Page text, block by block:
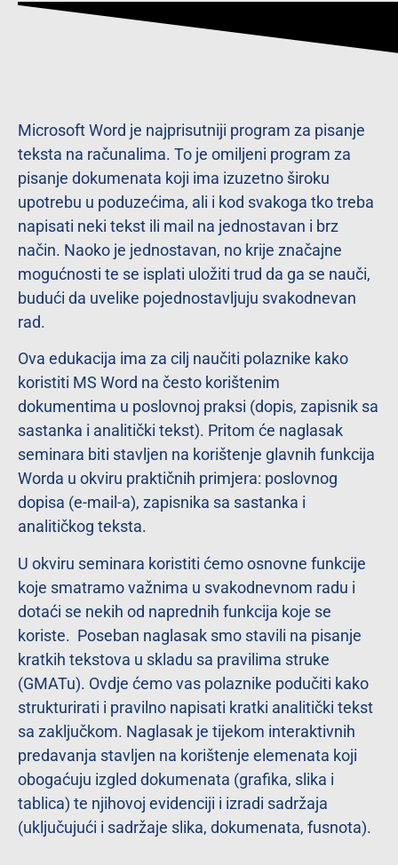
Microsoft Word je najprisutniji program za pisanje
teksta na računalima. To je omiljeni program za
pisanje dokumenata koji ima izuzetno široku
upotrebu u poduzećima, ali i kod svakoga tko treba
napisati neki tekst ili mail na jednostavan i brz
način. Naoko je jednostavan, no krije značajne
mogućnosti te se isplati uložiti trud da ga se nauči,
budući da uvelike pojednostavljuju svakodnevan
rad.
Ova edukacija ima za cilj naučiti polaznike kako
koristiti MS Word na često korištenim
dokumentima u poslovnoj praksi (dopis, zapisnik sa
sastanka i analitički tekst). Pritom će naglasak
seminara biti stavljen na korištenje glavnih funkcija
Worda u okviru praktičnih primjera: poslovnog
dopisa (e-mail-a), zapisnika sa sastanka i
analitičkog teksta.
U okviru seminara koristiti ćemo osnovne funkcije
koje smatramo važnima u svakodnevnom radu i
dotaći se nekih od naprednih funkcija koje se
koriste. Poseban naglasak smo stavili na pisanje
kratkih tekstova u skladu sa pravilima struke
(GMATu). Ovdje ćemo vas polaznike podučiti kako
strukturirati i pravilno napisati kratki analitički tekst
sa zaključkom. Naglasak je tijekom interaktivnih
predavanja stavljen na korištenje elemenata koji
obogaćuju izgled dokumenata (grafika, slika i
tablica) te njihovoj evidenciji i izradi sadržaja
(uključujući i sadržaje slika, dokumenata, fusnota).